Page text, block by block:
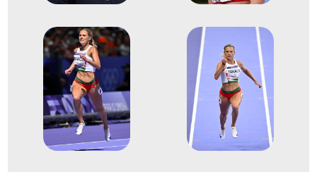
2025
2025. szept.
Atlétikai világbajnokság